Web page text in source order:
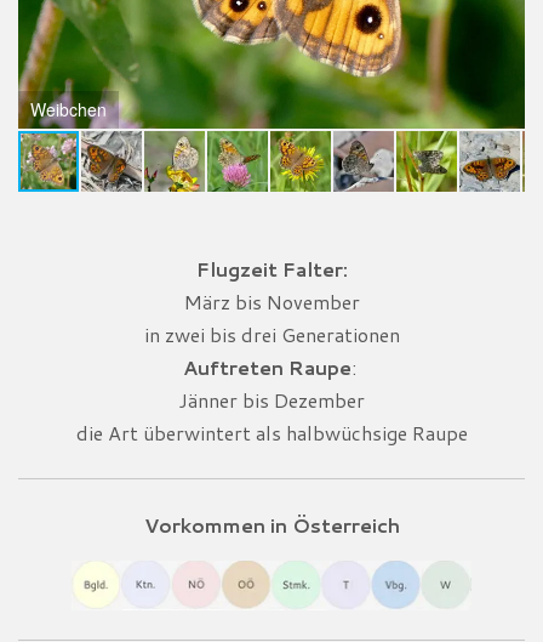
Weibchen
Flugzeit Falter:
März bis November
in zwei bis drei Generationen
Auftreten Raupe:
Jänner bis Dezember
die Art überwintert als halbwüchsige Raupe
Vorkommen in Österreich